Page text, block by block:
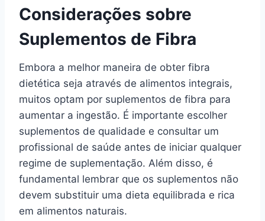
Considerações sobre
Suplementos de Fibra
Embora a melhor maneira de obter fibra
dietética seja através de alimentos integrais,
muitos optam por suplementos de fibra para
aumentar a ingestão. É importante escolher
suplementos de qualidade e consultar um
profissional de saúde antes de iniciar qualquer
regime de suplementação. Além disso, é
fundamental lembrar que os suplementos não
devem substituir uma dieta equilibrada e rica
em alimentos naturais.